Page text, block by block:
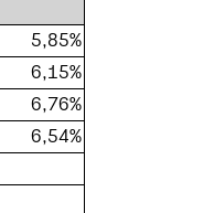
5,85%
6,15%
6,76%
6,54%